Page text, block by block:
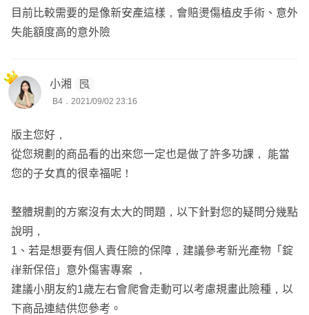
目前比較需要的是像新安產這樣，會賠燙傷植皮手術、意外
失能額度高的意外險
小湘
B4．2021/09/02 23:16
版主您好，
從您規劃的商品看的出來您一定也是做了許多功課， 能當
您的子女真的很幸福呢！
整體規劃的方案沒有太大的問題，以下針對您的疑問分幾點
說明，
1、若是想要有個人責任險的保障，建議參考新光產物「錠
嵂新保倍」意外傷害專案 ，
建議小朋友約1歲左右會爬會走動可以考慮規畫此險種，以
下商品連結供您參考。